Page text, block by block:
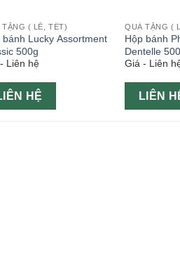
TẶNG ( LỄ, TẾT)
bánh Lucky Assortment
500g
Liên hệ
HỆ
QUÀ TẶNG (
Hộp bánh
Dentelle
Giá - Liên
LIÊN